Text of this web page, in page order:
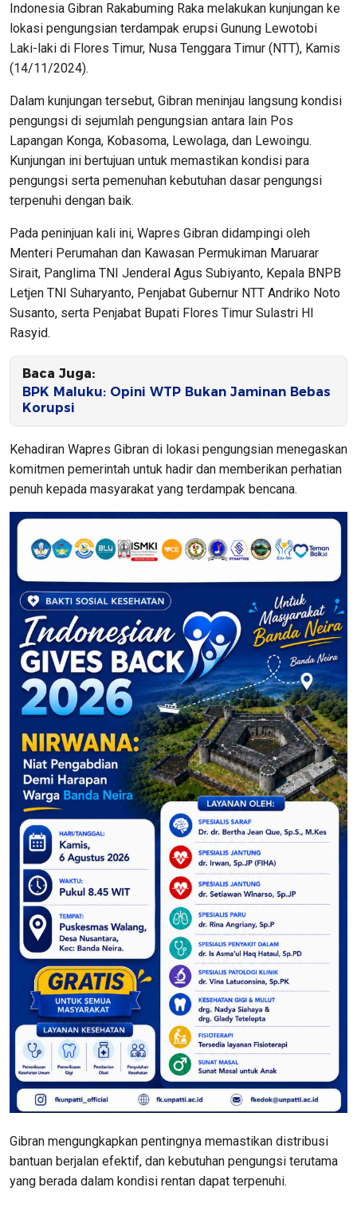
Indonesia Gibran Rakabuming Raka melakukan kunjungan ke
lokasi pengungsian terdampak erupsi Gunung Lewotobi
Laki-laki di Flores Timur, Nusa Tenggara Timur (NTT), Kamis
(14/11/2024).
Dalam kunjungan tersebut, Gibran meninjau langsung kondisi
pengungsi di sejumlah pengungsian antara lain Pos
Lapangan Konga, Kobasoma, Lewolaga, dan Lewoingu.
Kunjungan ini bertujuan untuk memastikan kondisi para
pengungsi serta pemenuhan kebutuhan dasar pengungsi
terpenuhi dengan baik.
Pada peninjuan kali ini, Wapres Gibran didampingi oleh
Menteri Perumahan dan Kawasan Permukiman Maruarar
Sirait, Panglima TNI Jenderal Agus Subiyanto, Kepala BNPB
Letjen TNI Suharyanto, Penjabat Gubernur NTT Andriko Noto
Susanto, serta Penjabat Bupati Flores Timur Sulastri HI
Rasyid.
Baca Juga:
BPK Maluku: Opini WTP Bukan Jaminan Bebas
Korupsi
Kehadiran Wapres Gibran di lokasi pengungsian menegaskan
komitmen pemerintah untuk hadir dan memberikan perhatian
penuh kepada masyarakat yang terdampak bencana.
Gibran mengungkapkan pentingnya memastikan distribusi
bantuan berjalan efektif, dan kebutuhan pengungsi terutama
yang berada dalam kondisi rentan dapat terpenuhi.